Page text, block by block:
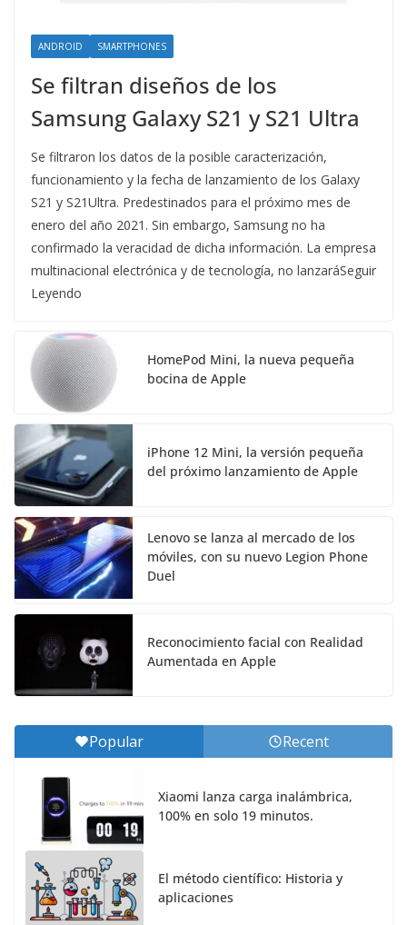
ANDROID SMARTPHONES
Se filtran diseños de los
Samsung Galaxy S21 y S21 Ultra
Se filtraron los datos de la posible caracterización,
funcionamiento y la fecha de lanzamiento de los Galaxy
S21 y S21Ultra. Predestinados para el próximo mes de
enero del año 2021. Sin embargo, Samsung no ha
confirmado la veracidad de dicha información. La empresa
multinacional electrónica y de tecnología, no lanzaráSeguir
Leyendo
HomePod Mini, la nueva pequeña
bocina de Apple
iPhone 12 Mini, la versión pequeña
del próximo lanzamiento de Apple
Lenovo se lanza al mercado de los
móviles, con su nuevo Legion Phone
Duel
Reconocimiento facial con Realidad
Aumentada en Apple
Popular Recent
Xiaomi lanza carga inalámbrica,
100% en solo 19 minutos.
El método científico: Historia y
aplicaciones